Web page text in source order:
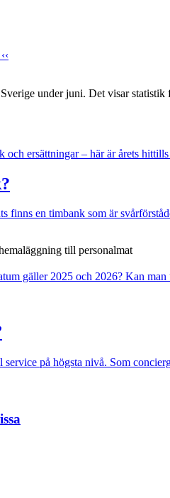
‹‹
under juni. Det visar
ersättningar – här är årets
finns en timbank som är
till personalmat
gäller 2025 och 2026? Kan man
på högsta nivå. Som